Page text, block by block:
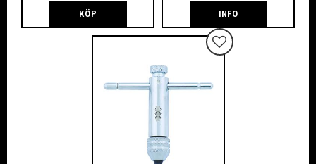
KÖP INFO
Lägg till i favoriter